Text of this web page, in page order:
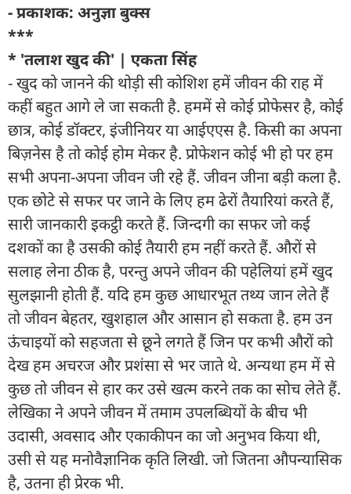
- प्रकाशक: अनुज्ञा बुक्स
***
* 'तलाश खुद की' | एकता सिंह
- खुद को जानने की थोड़ी सी कोशिश हमें जीवन की राह में
कहीं बहुत आगे ले जा सकती है. हममें से कोई प्रोफेसर है, कोई
छात्र, कोई डॉक्टर, इंजीनियर या आईएएस है. किसी का अपना
बिज़नेस है तो कोई होम मेकर है. प्रोफेशन कोई भी हो पर हम
सभी अपना-अपना जीवन जी रहे हैं. जीवन जीना बड़ी कला है.
एक छोटे से सफर पर जाने के लिए हम ढेरों तैयारियां करते हैं,
सारी जानकारी इकट्ठी करते हैं. जिन्दगी का सफर जो कई
दशकों का है उसकी कोई तैयारी हम नहीं करते हैं. औरों से
सलाह लेना ठीक है, परन्तु अपने जीवन की पहेलियां हमें खुद
सुलझानी होती हैं. यदि हम कुछ आधारभूत तथ्य जान लेते हैं
तो जीवन बेहतर, खुशहाल और आसान हो सकता है. हम उन
ऊंचाइयों को सहजता से छूने लगते हैं जिन पर कभी औरों को
देख हम अचरज और प्रशंसा से भर जाते थे. अन्यथा हम में से
कुछ तो जीवन से हार कर उसे खत्म करने तक का सोच लेते हैं.
लेखिका ने अपने जीवन में तमाम उपलब्धियों के बीच भी
उदासी, अवसाद और एकाकीपन का जो अनुभव किया थी,
उसी से यह मनोवैज्ञानिक कृति लिखी. जो जितना औपन्यासिक
है, उतना ही प्रेरक भी.